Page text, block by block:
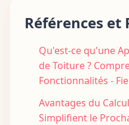
Références et
Qu'est-ce qu'une
de Toiture ?
Fonctionnalités -
Avantages du
Simplifient le